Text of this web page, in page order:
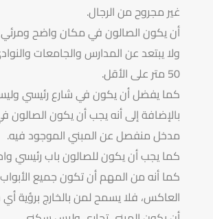
غير مجروح من الرجال.
أن يكون الصالون في مكان واضح
ولا يبتعد عن المدارس والجامعات
50 متر على الأقل.
كما يفضل أن يكون في شارع رئيسي
بالإضافة إلى أنه يجب أن يكون الصالون
مدخل منفصل عن المبني الموجود فيه.
كما يجب أن يكون للصالون باب رئيسي
كما أنه من المهم أن تكون جميع الأبواب
العاكس، فلا يسمح لمن بالخارج برؤية